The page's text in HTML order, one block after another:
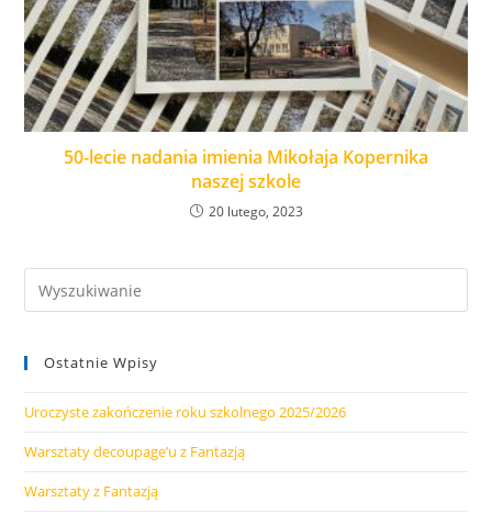
50-lecie nadania imienia Mikołaja Kopernika
naszej szkole
20 lutego, 2023
Ostatnie Wpisy
Uroczyste zakończenie roku szkolnego 2025/2026
Warsztaty decoupage’u z Fantazją
Warsztaty z Fantazją